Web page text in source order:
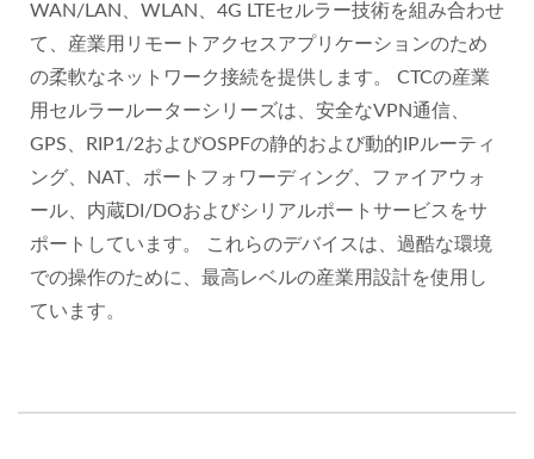
WAN/LAN、WLAN、4G LTEセルラー技術を組み合わせ
て、産業用リモートアクセスアプリケーションのため
の柔軟なネットワーク接続を提供します。 CTCの産業
用セルラールーターシリーズは、安全なVPN通信、
GPS、RIP1/2およびOSPFの静的および動的IPルーティ
ング、NAT、ポートフォワーディング、ファイアウォ
ール、内蔵DI/DOおよびシリアルポートサービスをサ
ポートしています。 これらのデバイスは、過酷な環境
での操作のために、最高レベルの産業用設計を使用し
ています。